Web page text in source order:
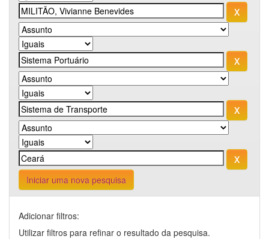
Iniciar uma nova pesquisa
Adicionar filtros:
Utilizar filtros para refinar o resultado da pesquisa.